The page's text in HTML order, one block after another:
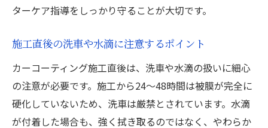
ターケア指導をしっかり守ることが大切です。
施工直後の洗車や水滴に注意するポイント
カーコーティング施工直後は、洗車や水滴の扱いに細心
の注意が必要です。施工から24～48時間は被膜が完全に
硬化していないため、洗車は厳禁とされています。水滴
が付着した場合も、強く拭き取るのではなく、やわらか